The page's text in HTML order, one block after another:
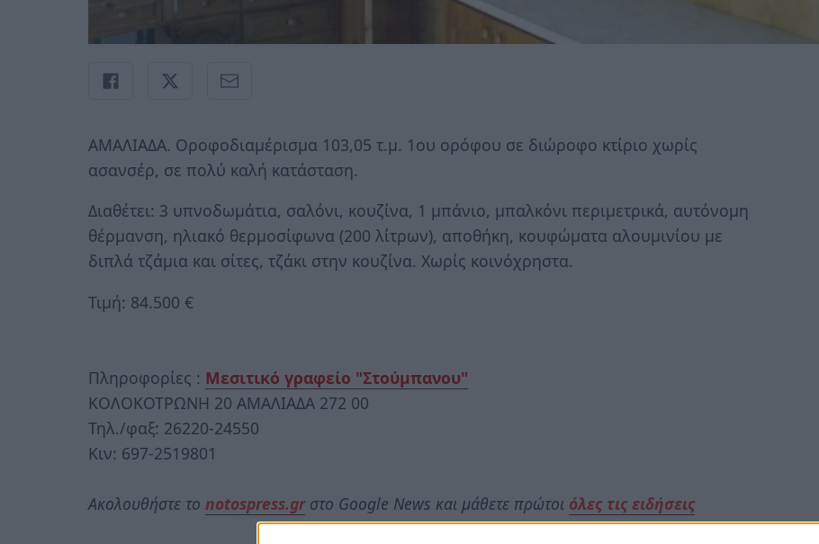
ΑΜΑΛΙΑΔΑ. Οροφοδιαμέρισμα 103,05 τ.μ. 1ου ορόφου σε διώροφο κτίριο χωρίς
ασανσέρ, σε πολύ καλή κατάσταση.
Διαθέτει: 3 υπνοδωμάτια, σαλόνι, κουζίνα, 1 μπάνιο, μπαλκόνι περιμετρικά, αυτόνομη
θέρμανση, ηλιακό θερμοσίφωνα (200 λίτρων), αποθήκη, κουφώματα αλουμινίου με
διπλά τζάμια και σίτες, τζάκι στην κουζίνα. Χωρίς κοινόχρηστα.
Τιμή: 84.500 €
Πληροφορίες : Μεσιτικό γραφείο "Στούμπανου"
ΚΟΛΟΚΟΤΡΩΝΗ 20 ΑΜΑΛΙΑΔΑ 272 00
Τηλ./φαξ: 26220-24550
Κιν: 697-2519801
Ακολουθήστε το notospress.grστο Google News και μάθετε πρώτοι όλες τις ειδήσεις